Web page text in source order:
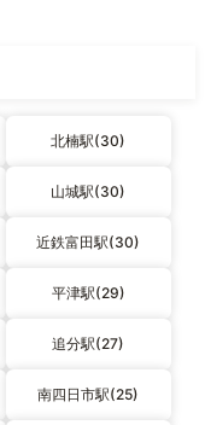
北楠駅(30)
山城駅(30)
近鉄富田駅(30)
平津駅(29)
追分駅(27)
南四日市駅(25)